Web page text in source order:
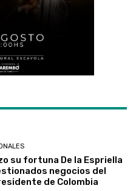
su fortuna De la Espriella
negocios del
de Colombia